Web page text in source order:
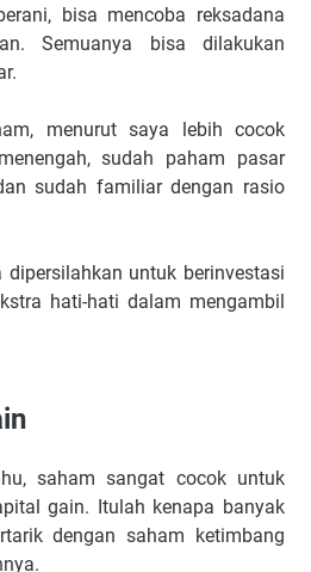
bisa mencoba reksadana
Semuanya bisa dilakukan
menurut saya lebih cocok
sudah paham pasar
sudah familiar dengan rasio
untuk berinvestasi
hati-hati dalam mengambil
saham sangat cocok untuk
gain. Itulah kenapa banyak
dengan saham ketimbang